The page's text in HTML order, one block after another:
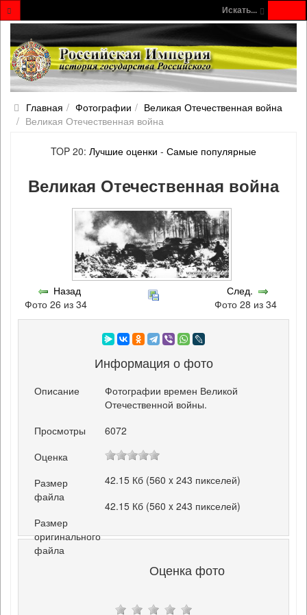
Искать...
Главная Фотографии
Великая Отечественная война
Великая Отечественная война
TOP 20: Лучшие оценки - Самые популярные
Великая Отечественная война
Назад
Фото 26 из 34
След.
Фото 28 из 34
Информация о фото
Описание
Фотографии времен Великой
Отечественной войны.
Просмотры
6072
Оценка
Размер
файла
42.15 Кб (560 x 243 пикселей)
Размер
оригинального
файла
42.15 Кб (560 x 243 пикселей)
Оценка фото